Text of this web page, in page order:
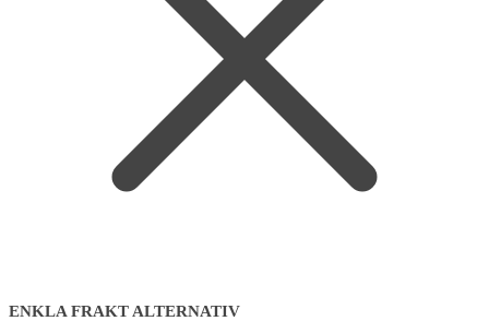
ENKLA FRAKT ALTERNATIV